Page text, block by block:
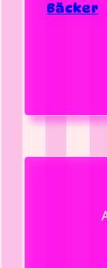
Bäcker